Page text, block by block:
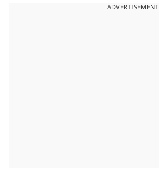
ADVERTISEMENT